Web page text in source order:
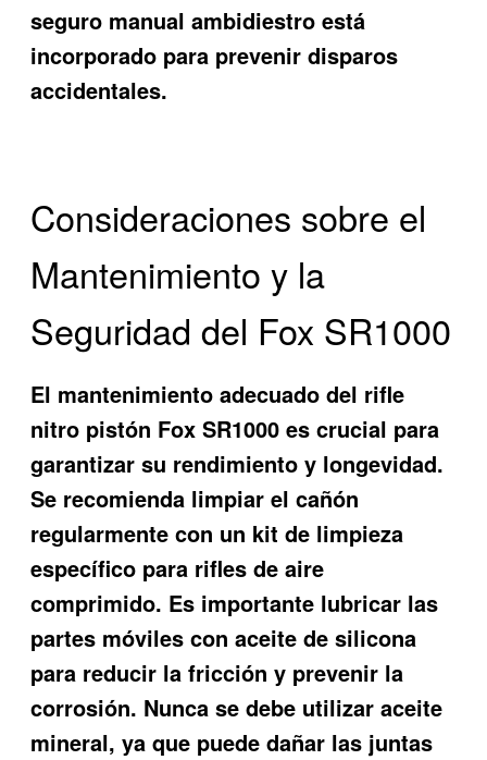
seguro manual ambidiestro está
incorporado para prevenir disparos
accidentales.
Consideraciones sobre el
Mantenimiento y la
Seguridad del Fox SR1000
El mantenimiento adecuado del rifle
nitro pistón Fox SR1000 es crucial para
garantizar su rendimiento y longevidad.
Se recomienda limpiar el cañón
regularmente con un kit de limpieza
específico para rifles de aire
comprimido. Es importante lubricar las
partes móviles con aceite de silicona
para reducir la fricción y prevenir la
corrosión. Nunca se debe utilizar aceite
mineral, ya que puede dañar las juntas